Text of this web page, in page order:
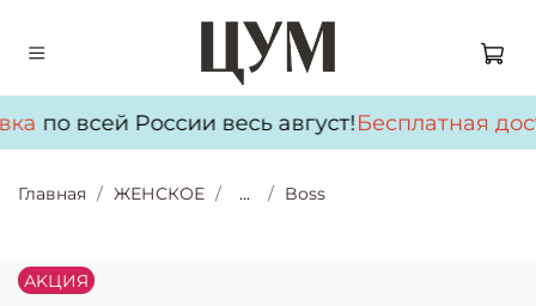
по всей России весь август!Бесплатная
Главная ЖЕНСКОЕ ... Boss
АKЦИЯ